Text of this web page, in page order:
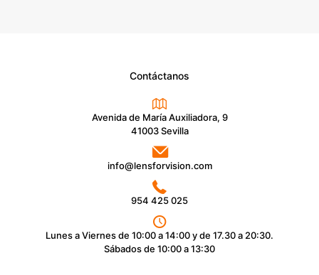
Contáctanos
Avenida de María Auxiliadora, 9
41003 Sevilla
info@lensforvision.com
954 425 025
Lunes a Viernes de 10:00 a 14:00 y de 17.30 a 20:30.
Sábados de 10:00 a 13:30